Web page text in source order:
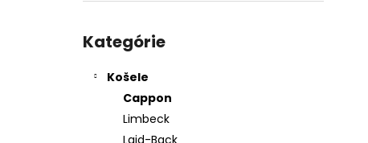
kategórie
Kategórie
Košele
Cappon
Limbeck
KOŠEĽA K067-A03